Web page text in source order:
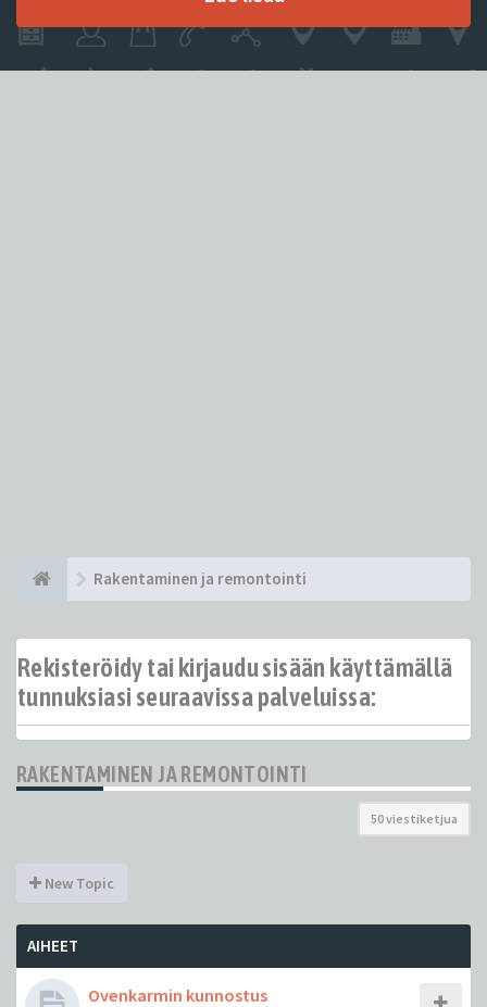
Rakentaminen ja remontointi
Rekisteröidy tai kirjaudu sisään käyttämällä
tunnuksiasi seuraavissa palveluissa:
RAKENTAMINEN JA REMONTOINTI
50 viestiketjua
New Topic
AIHEET
Ovenkarmin kunnostus